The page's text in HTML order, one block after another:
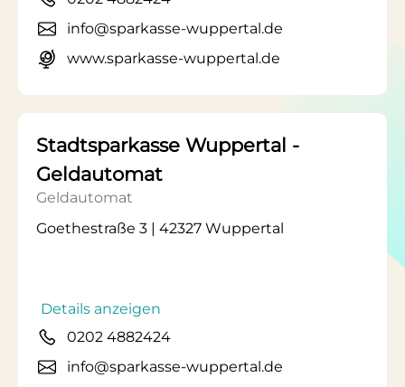
info@sparkasse-wuppertal.de
www.sparkasse-wuppertal.de
Stadtsparkasse Wuppertal -
Geldautomat
Geldautomat
Goethestraße 3 | 42327 Wuppertal
Details anzeigen
0202 4882424
info@sparkasse-wuppertal.de